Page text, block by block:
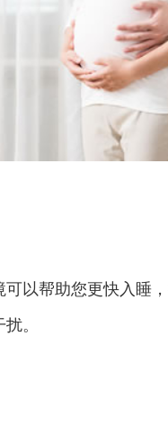
以帮助您更快入睡
。